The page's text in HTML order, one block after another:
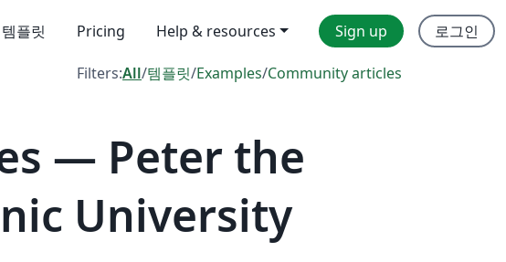
템플릿 Pricing Help & resources Sign up 로그인
Filters:All/템플릿/Examples/Community articles
— Peter the
University